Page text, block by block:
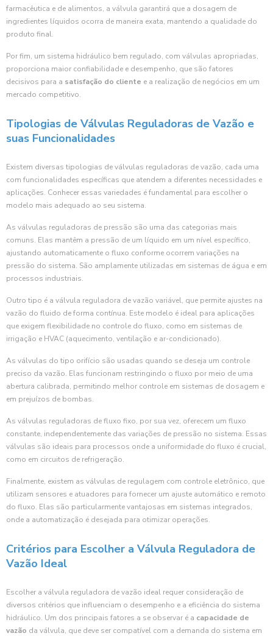
farmacêutica e de alimentos, a válvula garantirá que a dosagem de
ingredientes líquidos ocorra de maneira exata, mantendo a qualidade do
produto final.
Por fim, um sistema hidráulico bem regulado, com válvulas apropriadas,
proporciona maior confiabilidade e desempenho, que são fatores
decisivos para a satisfação do cliente e a realização de negócios em um
mercado competitivo.
Tipologias de Válvulas Reguladoras de Vazão e
suas Funcionalidades
Existem diversas tipologias de válvulas reguladoras de vazão, cada uma
com funcionalidades específicas que atendem a diferentes necessidades e
aplicações. Conhecer essas variedades é fundamental para escolher o
modelo mais adequado ao seu sistema.
As válvulas reguladoras de pressão são uma das categorias mais
comuns. Elas mantêm a pressão de um líquido em um nível específico,
ajustando automaticamente o fluxo conforme ocorrem variações na
pressão do sistema. São amplamente utilizadas em sistemas de água e em
processos industriais.
Outro tipo é a válvula reguladora de vazão variável, que permite ajustes na
vazão do fluido de forma contínua. Este modelo é ideal para aplicações
que exigem flexibilidade no controle do fluxo, como em sistemas de
irrigação e HVAC (aquecimento, ventilação e ar-condicionado).
As válvulas do tipo orifício são usadas quando se deseja um controle
preciso da vazão. Elas funcionam restringindo o fluxo por meio de uma
abertura calibrada, permitindo melhor controle em sistemas de dosagem e
em prejuízos de bombas.
As válvulas reguladoras de fluxo fixo, por sua vez, oferecem um fluxo
constante, independentemente das variações de pressão no sistema. Essas
válvulas são ideais para processos onde a uniformidade do fluxo é crucial,
como em circuitos de refrigeração.
Finalmente, existem as válvulas de regulagem com controle eletrônico, que
utilizam sensores e atuadores para fornecer um ajuste automático e remoto
do fluxo. Elas são particularmente vantajosas em sistemas integrados,
onde a automatização é desejada para otimizar operações.
Critérios para Escolher a Válvula Reguladora de
Vazão Ideal
Escolher a válvula reguladora de vazão ideal requer consideração de
diversos critérios que influenciam o desempenho e a eficiência do sistema
hidráulico. Um dos principais fatores a se observar é a capacidade de
vazão da válvula, que deve ser compatível com a demanda do sistema em